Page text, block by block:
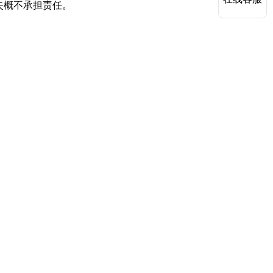
不承担责任。